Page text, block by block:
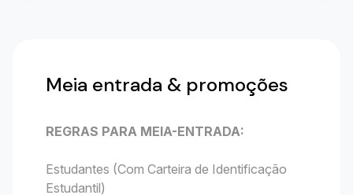
Meia entrada & promoções
REGRAS PARA MEIA-ENTRADA:
Estudantes (Com Carteira de Identificação
Estudantil)